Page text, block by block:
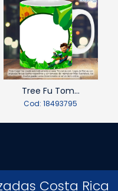
Tree Fu Tom...
Cod: 18493795
Costa Rica